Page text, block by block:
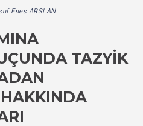
Enes ARSLAN
TAZYIK